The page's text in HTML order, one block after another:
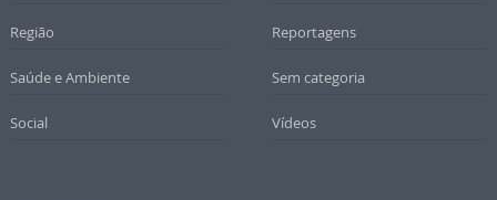
Região Reportagens
Saúde e Ambiente Sem categoria
Social Vídeos